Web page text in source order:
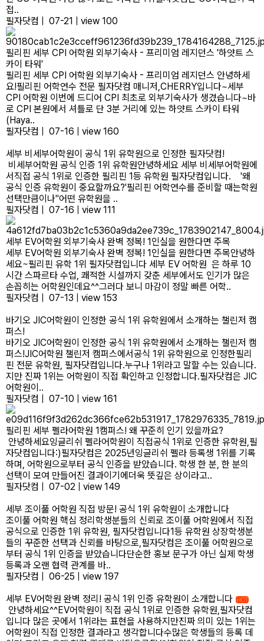
접..
필자닷컴
07-21 view 100
필리핀 세부 CPI 어학원 외부기숙사 - 프리미엄 레지던스 '하얏트 스
카이 타워'
필리핀 세부 CPI 어학원 외 부기숙사 - 프리미엄 레지던스 안녕하세
요!필리핀 어학연수 전문 필자닷컴 매니저,CHERRY입니다~​세부
CPI 어학원 이번에 드디어 CPI 최초로 외부기숙사가 생겼습니다~바
로 CPI 본원에서 셔틀로 단 3분 거리에 있는 하얏트 스카이 타워
(Haya..
필자닷컴
07-16
view 160
세부 비세부어학원이 공식 1위 유학원으로 인정한 필자닷컴!
비세부어학원 공식 인증 1위 유학원안녕하세요 세부 비세부어학원에
서직접 공식 1위로 인증한 필리핀 1등 유학원 필자닷컴입니다. '왜
공식 인증 유학원이 중요할까요?'​필리핀 어학연수를 준비할 때는학원
선택만큼이나"어떤 유학원을 ..
필자닷컴
07-16 view 111
세부 EV어학원 외부기숙사 완벽 정복! 1인실을 원한다면 주목
세부 EV어학원 외부기숙사 완벽 정복! 1인실을 원한다면 주목안녕하
세요~필리핀 유학 1위 필자닷컴입니다 세부 EV 어학원 은 하루 10
시간 스파르타 수업, 쾌적한 시설까지 갖춘 세부에서도 인기가 많은
손꼽히는 어학원인데요^^그러다 보니 마감이 정말 빠른 어학..
필자닷컴
07-13
view 153
바기오 JIC어학원이 인정한 공식 1위 유학원에서 소개하는 챌린저 캠
퍼스!
바기오 JIC어학원이 인정한 공식 1위 유학원에서 소개하는 챌린저 캠
퍼스!JIC어학원 챌린저 캠퍼스에서공식 1위 유학원으로 인정한필리
핀 전문 유학원, 필자닷컴입니다.누구나 1위라고 말할 수는 있습니다.
지만 진짜 1위는 어학원이 직접 확인하고 인정합니다.필자닷컴은 JIC
어학원이..
필자닷컴
07-10 view 161
필리핀 세부 펠라어학원 1캠퍼스! 왜 꾸준히 인기 있을까요?
안녕하세요잉글리쉬 펠라어학원이 직접공식 1위로 인증한 유학원,필
자닷컴입니다:)필자닷컴은 2025년잉글리쉬 펠라 등록생 1위를 기록
하며, 어학원으로부터 공식 인증을 받았습니다. 학생 한 분, 한 분의
선택이 모여 만들어진 결과이기에더욱 뜻깊은 상이라고..
필자닷컴
07-02
view 149
세부 조이풀 어학원 직접 방문! 공식 1위 유학원이 소개합니다
조이풀 어학원 핵심 정리학생분들의 신뢰로 조이풀 어학원에서 직접
공식으로 인증한 1위 유학원, 필자닷컴입니다1등 유학원 상장학생분
들의 꾸준한 선택과 신뢰를 바탕으로,필자닷컴은 조이풀 어학원으로
부터 공식 1위 인증을 받았습니다단순한 홍보 문구가 아닌 실제 학생
등록과 오랜 협력 관계를 바..
필자닷컴
06-25
view 197
세부 EV어학원 완벽 정리! 공식 1위 인증 유학원이 소개합니다 HOT
안녕하세요^^EV어학원이 직접 공식 1위로 인증한 유학원,필자닷컴
입니다 많은 곳에서 1위라는 표현을 사용하지만진짜 의미 있는 1위는
어학원이 직접 인정한 결과라고 생각합니다​수많은 학생들의 등록 데